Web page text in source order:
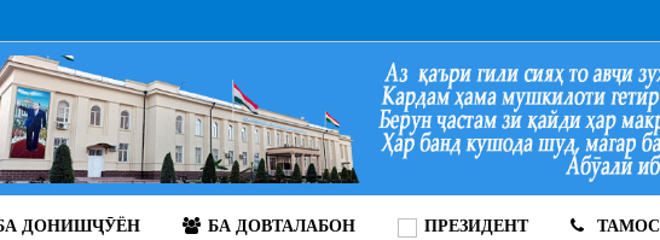
ДОНИШҶӮЁН БА ДОВТАЛАБОН ПРЕЗИДЕНТ ТАМОС